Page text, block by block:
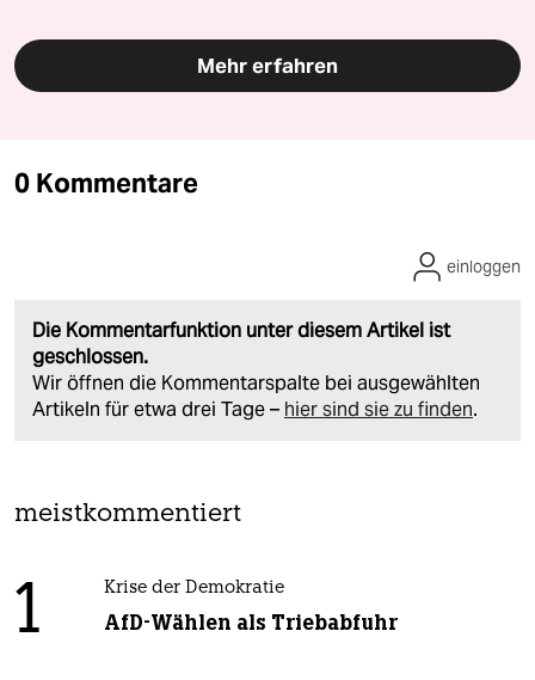
Mehr erfahren
0 Kommentare
Die Kommentarfunktion unter diesem Artikel ist
geschlossen.
Wir öffnen die Kommentarspalte bei ausgewählten
Artikeln für etwa drei Tage – hier sind sie zu finden.
einloggen
meistkommentiert
1 Krise der Demokratie
AfD-Wählen als Triebabfuhr